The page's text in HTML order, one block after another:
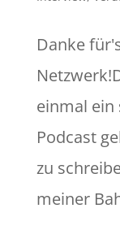
Danke
einmal ein
Podcast
zu
meiner